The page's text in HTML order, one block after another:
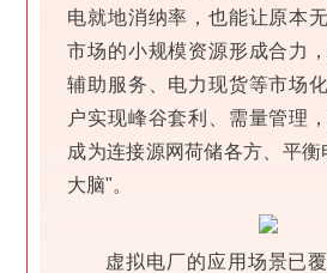
电就地消纳率，也能让原本
市场的小规模资源形成合力
辅助服务、电力现货等市场
户实现峰谷套利、需量管理
成为连接源网荷储各方、平衡
大脑"。
虚拟电厂的应用场景已